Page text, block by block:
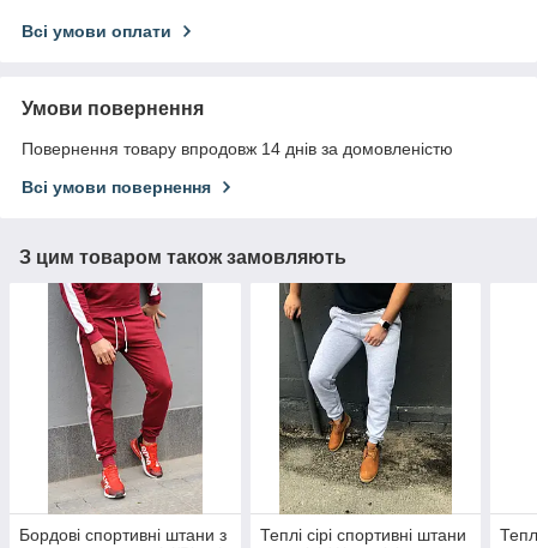
Всі умови оплати
Умови повернення
Повернення товару впродовж 14 днів за домовленістю
Всі умови повернення
З цим товаром також замовляють
Бордові спортивні штани з
Теплі сірі спортивні штани